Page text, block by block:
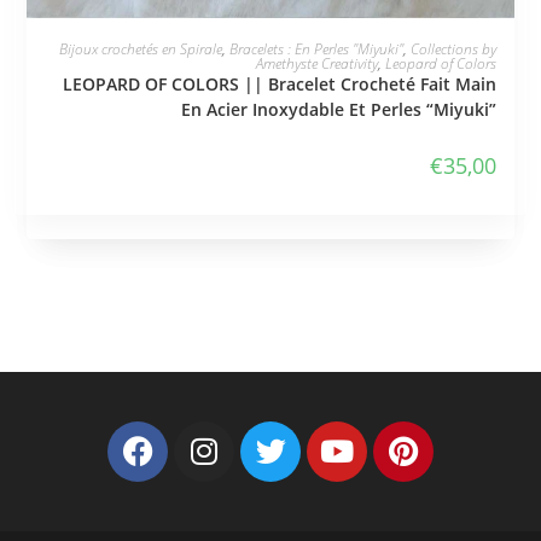
Amethyste Creativity © 2018 - Tous droits réservés